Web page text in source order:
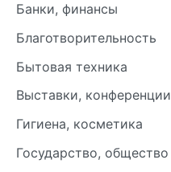
Банки, финансы
Благотворительность
Бытовая техника
Выставки, конференции
Гигиена, косметика
Государство, общество